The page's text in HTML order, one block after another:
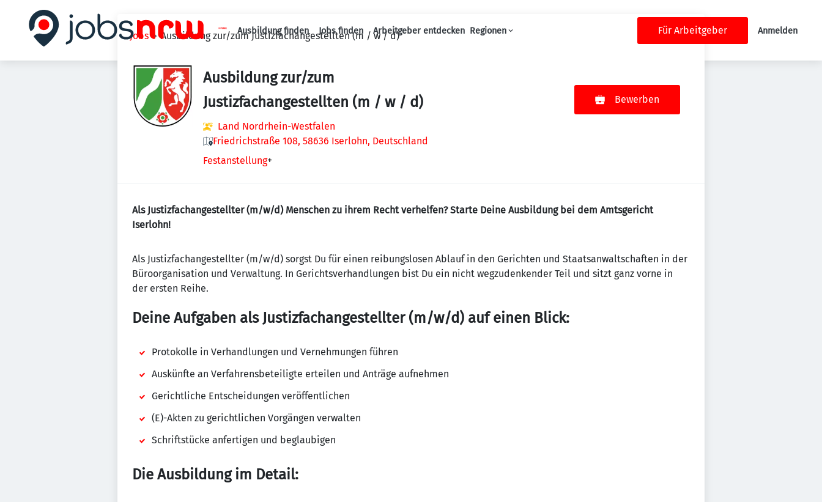
Haupt-Navigation
Ausbildung finden Jobs finden Arbeitgeber entdecken Regionen Für Arbeitgeber Anmelden
Jobs Ausbildung zur/zum Justizfachangestellten (m / w / d)
Ausbildung zur/zum
Justizfachangestellten (m / w / d)
Land Nordrhein-Westfalen
Friedrichstraße 108, 58636 Iserlohn, Deutschland
Festanstellung+
Bewerben
Als Justizfachangestellter (m/w/d) Menschen zu ihrem Recht verhelfen? Starte Deine Ausbildung bei dem Amtsgericht
Iserlohn!
Als Justizfachangestellter (m/w/d) sorgst Du für einen reibungslosen Ablauf in den Gerichten und Staatsanwaltschaften in der
Büroorganisation und Verwaltung. In Gerichtsverhandlungen bist Du ein nicht wegzudenkender Teil und sitzt ganz vorne in
der ersten Reihe.
Deine Aufgaben als Justizfachangestellter (m/w/d) auf einen Blick:
Protokolle in Verhandlungen und Vernehmungen führen
Auskünfte an Verfahrensbeteiligte erteilen und Anträge aufnehmen
Gerichtliche Entscheidungen veröffentlichen
(E)-Akten zu gerichtlichen Vorgängen verwalten
Schriftstücke anfertigen und beglaubigen
Die Ausbildung im Detail: